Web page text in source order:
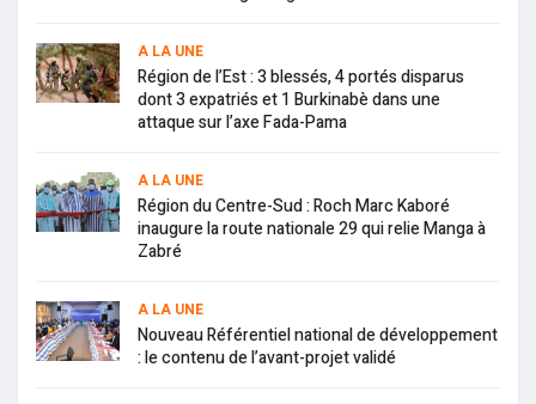
A LA UNE
Région de l’Est : 3 blessés, 4 portés disparus
dont 3 expatriés et 1 Burkinabè dans une
attaque sur l’axe Fada-Pama
A LA UNE
Région du Centre-Sud : Roch Marc Kaboré
inaugure la route nationale 29 qui relie Manga à
Zabré
A LA UNE
Nouveau Référentiel national de développement
: le contenu de l’avant-projet validé